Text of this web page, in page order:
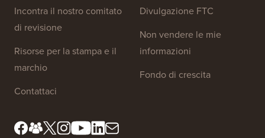
Incontra il nostro comitato
di revisione
Risorse per la stampa e il
marchio
Contattaci
Divulgazione FTC
Non vendere le mie
informazioni
Fondo di crescita